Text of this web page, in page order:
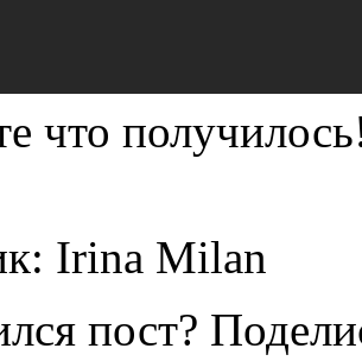
что
Irina Milan
пост?